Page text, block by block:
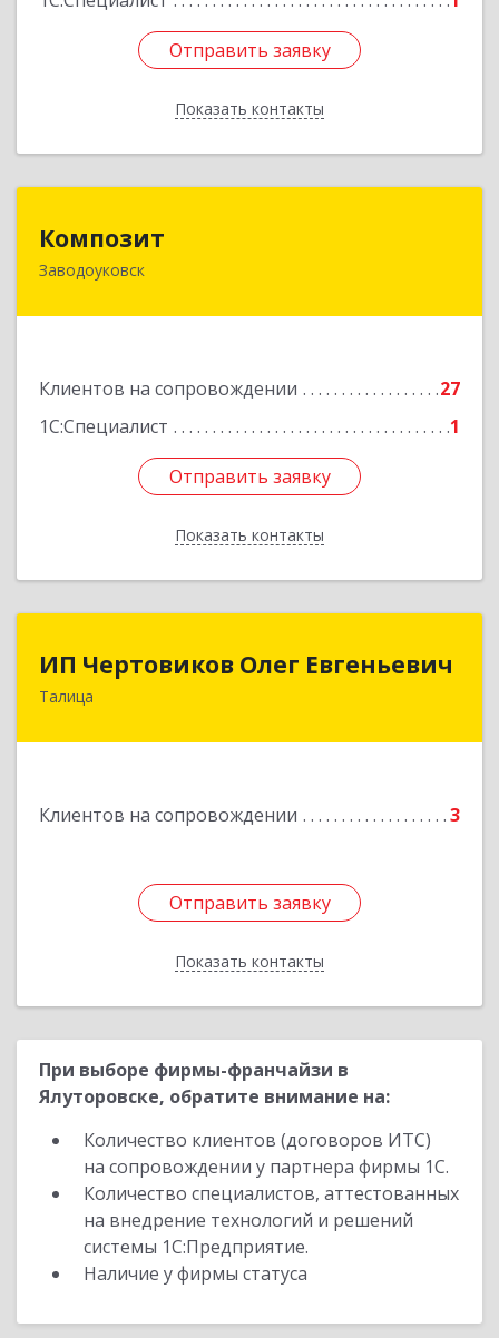
Отправить заявку
Показать контакты
Отправить заявку
Назад
Композит
Заводоуковск
Клиентов на сопровождении
27
1С:Специалист
1
Отправить заявку
Показать контакты
627140, Тюменская обл, Заводоуковский р-н,
Отправить заявку
Назад
ИП Чертовиков Олег Евгеньевич
Талица
Клиентов на сопровождении 3
Отправить заявку
Показать контакты
623640, Свердловская обл, Талица г, Ленина ул,
Отправить заявку
Назад
При выборе фирмы-франчайзи в
Ялуторовске, обратите внимание на:
Количество клиентов (договоров ИТС)
на сопровождении у партнера фирмы 1С.
Количество специалистов, аттестованных
на внедрение технологий и решений
системы 1С:Предприятие.
Наличие у фирмы статуса